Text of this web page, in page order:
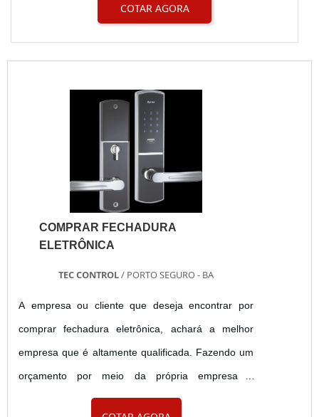
COTAR AGORA
COMPRAR FECHADURA
ELETRÔNICA
TEC CONTROL/ PORTO SEGURO - BA
A empresa ou cliente que deseja encontrar por
comprar fechadura eletrônica, achará a melhor
empresa que é altamente qualificada. Fazendo um
orçamento por meio da própria empresa e
descobrindo a líder da área de atuação.Quando a